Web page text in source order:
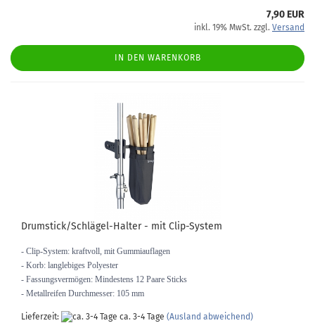
7,90 EUR
inkl. 19% MwSt. zzgl. Versand
IN DEN WARENKORB
Drumstick/Schlägel-Halter - mit Clip-System
- Clip-System: kraftvoll, mit Gummiauflagen
- Korb: langlebiges Polyester
- Fassungsvermögen: Mindestens 12 Paare Sticks
- Metallreifen Durchmesser: 105 mm
Lieferzeit: ca. 3-4 Tage (Ausland abweichend)